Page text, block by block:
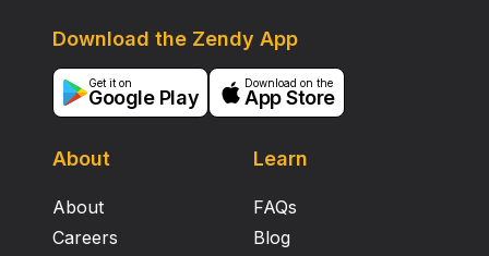
About
About
Careers
Learn
FAQs
Blog
Download the Zendy App
Get it on
Google Play
Download on the
App Store